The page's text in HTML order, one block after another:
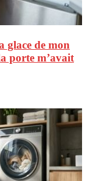
glace de mon
porte m’avait